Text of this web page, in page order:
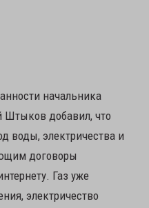
начальника
Штыков добавил, что
воды, электричества и
договоры
Газ уже
электричество